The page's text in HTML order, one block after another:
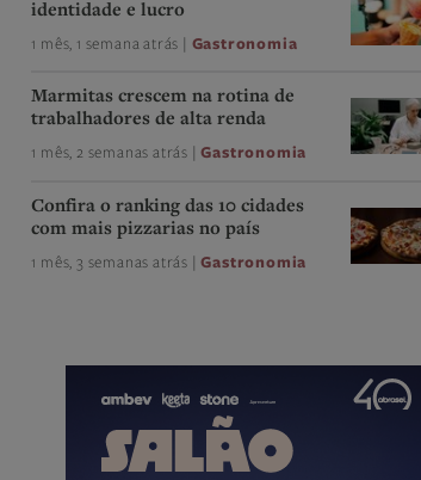
identidade e lucro
1 mês, 1 semana atrás | Gastronomia
Marmitas crescem na rotina de
trabalhadores de alta renda
1 mês, 2 semanas atrás |Gastronomia
Confira o ranking das 10 cidades
com mais pizzarias no país
1 mês, 3 semanas atrás |Gastronomia